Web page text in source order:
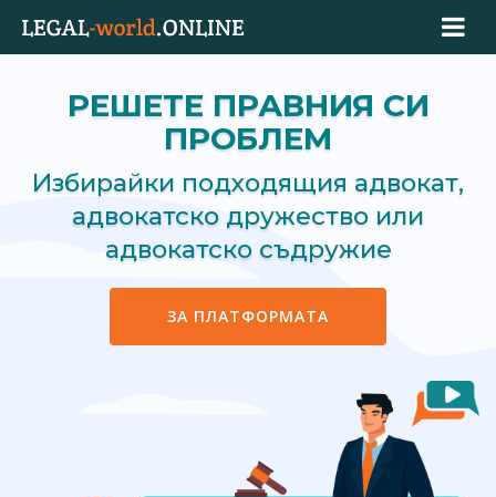
РЕШЕТЕ ПРАВНИЯ СИ
ПРОБЛЕМ
Избирайки подходящия адвокат,
адвокатско дружество или
адвокатско съдружие
ЗА ПЛАТФОРМАТА